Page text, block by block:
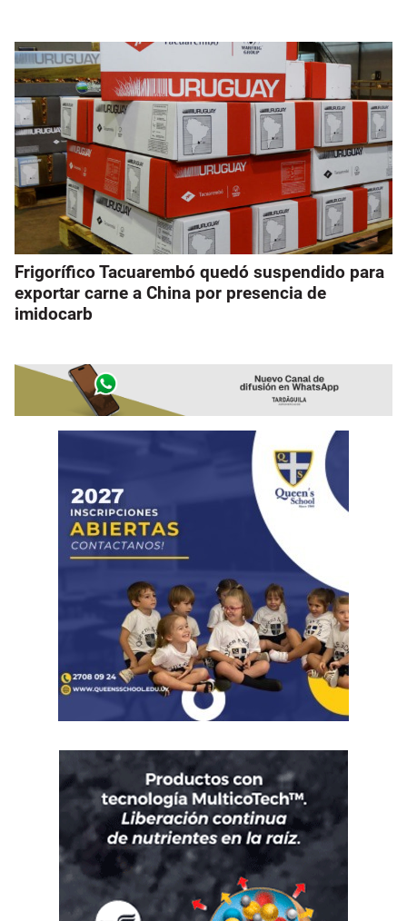
Frigorífico Tacuarembó quedó suspendido para
exportar carne a China por presencia de
imidocarb